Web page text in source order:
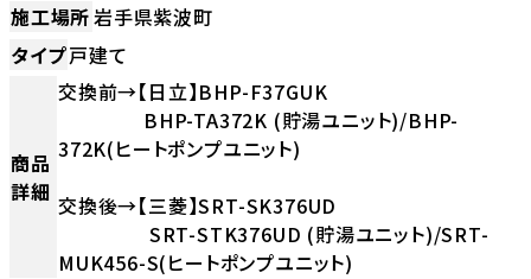
施工場所岩手県紫波町
タイプ戸建て
商品
詳細
交換前→【日立】BHP-F37GUK
BHP-TA372K (貯湯ユニット)/BHP-
372K(ヒートポンプユニット)
交換後→【三菱】SRT-SK376UD
SRT-STK376UD (貯湯ユニット)/SRT-
MUK456-S(ヒートポンプユニット)